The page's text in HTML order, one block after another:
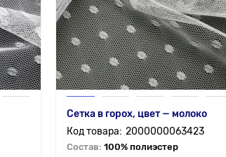
Сетка в горох, цвет — молоко
2000000063423
Состав: 100% полиэстер